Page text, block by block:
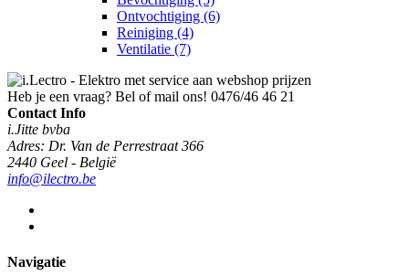
Ontvochtiging (6)
Reiniging (4)
Ventilatie (7)
Heb je een vraag? Bel of mail ons! 0476/46 46 21
Contact Info
i.Jitte bvba
Adres: Dr. Van de Perrestraat 366
2440 Geel - België
info@ilectro.be
Navigatie